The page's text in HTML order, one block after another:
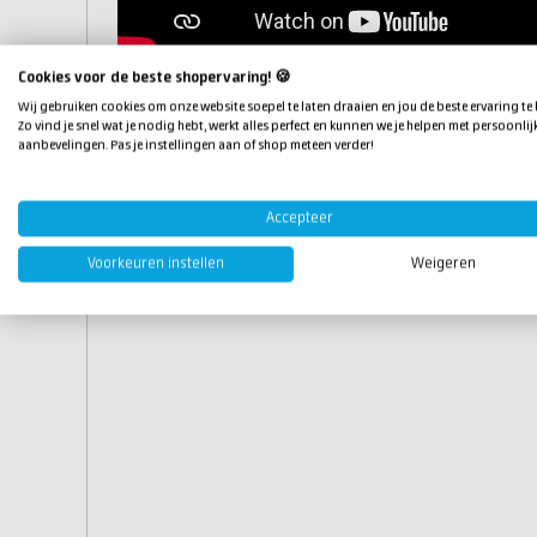
Eigenschappen
Inhoud:1 liter
Bewaren/opslaan:bij 4°C - 30°C
Cookies voor de beste shopervaring! 🍪
Wij gebruiken cookies om onze website soepel te laten draaien en jou de beste ervaring te
Zo vind je snel wat je nodig hebt, werkt alles perfect en kunnen we je helpen met
aanbevelingen. Pas je instellingen aan of shop meteen verder!
Accepteer
Voorkeuren instellen Weigeren